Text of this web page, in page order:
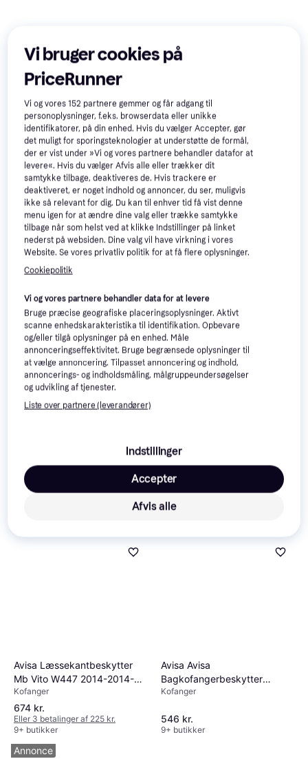
Avisa Læssekantbeskytter
Toyota BZ4X 2022
547 kr.
Eller 3 betalinger af 182 kr.
9+ butikker
Stål
559 kr.
9+ butikker
Avisa Læssekantbeskytter
Nissan Qashqai II 2017-2021
Kofanger
Avisa Læssekantbeskytter
Peugeot 3008 II 2016
Kofanger
547 kr.
Eller 3 betalinger af 182 kr.
Avisa Læssekantbeskytter
Mb Vito W447 2014-2014-
Stål
Kofanger
674 kr.
Eller 3 betalinger af 225 kr.
9+ butikker
Avisa Avisa
Bagkofangerbeskytter
Rustfritstål Audi A4 B9
Kofanger
546 kr.
9+ butikker
Annonce
Vi bruger cookies på
PriceRunner
Vi og vores152 partnere gemmer og får adgang til
personoplysninger, f.eks. browserdata eller unikke
identifikatorer, på din enhed. Hvis du vælger Accepter, gør
det muligt for sporingsteknologier at understøtte de formål,
der er vist under »Vi og vores partnere behandler datafor at
levere«. Hvis du vælger Afvis alle eller trækker dit
samtykke tilbage, deaktiveres de. Hvis trackere er
deaktiveret, er noget indhold og annoncer, du ser, muligvis
ikke så relevant for dig. Du kan til enhver tid få vist denne
menu igen for at ændre dine valg eller trække samtykke
tilbage når som helst ved at klikke Indstillinger på linket
nederst på websiden. Dine valg vil have virkning i vores
Website. Se vores privatliv politik for at få flere oplysninger.
Cookiepolitik
Vi og vores partnere behandler data for at levere
Bruge præcise geografiske placeringsoplysninger. Aktivt
scanne enhedskarakteristika til identifikation. Opbevare
og/eller tilgå oplysninger på en enhed. Måle
annonceringseffektivitet. Bruge begrænsede oplysninger til
at vælge annoncering. Tilpasset annoncering og indhold,
annoncerings- og indholdsmåling, målgruppeundersøgelser
og udvikling af tjenester.
Liste over partnere (leverandører)
Indstillinger
Afvis alle
Accepter